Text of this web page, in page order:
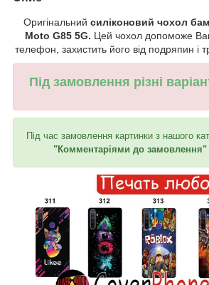
Оригінальний силіконовий чохол
Moto G85 5G. Цей чохол допоможе
телефон, захистить його від подряпин і
Під замовлення різні
Під час замовлення картинки з нашого
"Комментаріями до замовлення"